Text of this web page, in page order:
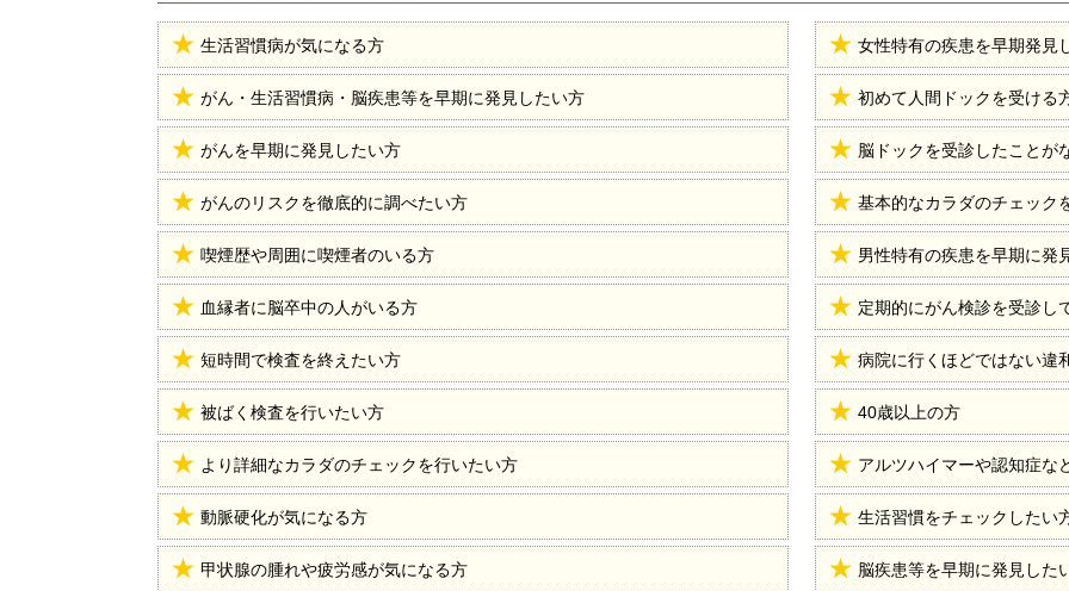
生活習慣病が気になる方 女性特有の疾患を早期発見
がん・生活習慣病・脳疾患等を早期に発見したい方 初めて人間ドックを受ける
がんを早期に発見したい方 脳ドックを受診したことが
がんのリスクを徹底的に調べたい方 基本的なカラダのチェック
喫煙歴や周囲に喫煙者のいる方 男性特有の疾患を早期に発
血縁者に脳卒中の人がいる方 定期的にがん検診を受診し
短時間で検査を終えたい方 病院に行くほどではない違
被ばく検査を行いたい方 40歳以上の方
より詳細なカラダのチェックを行いたい方 アルツハイマーや認知症な
動脈硬化が気になる方 生活習慣をチェックしたい
甲状腺の腫れや疲労感が気になる方 脳疾患等を早期に発見した